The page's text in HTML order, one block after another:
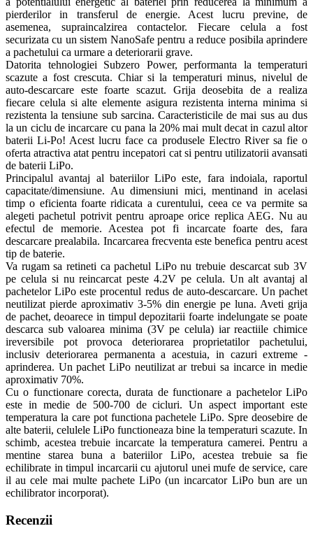
pierderilor in transferul de energie. Acest lucru previne, de
asemenea, supraincalzirea contactelor. Fiecare celula a fost
securizata cu un sistem NanoSafe pentru a reduce posibila aprindere
a pachetului ca urmare a deteriorarii grave.
Datorita tehnologiei Subzero Power, performanta la temperaturi
scazute a fost crescuta. Chiar si la temperaturi minus, nivelul de
auto-descarcare este foarte scazut. Grija deosebita de a realiza
fiecare celula si alte elemente asigura rezistenta interna minima si
rezistenta la tensiune sub sarcina. Caracteristicile de mai sus au dus
la un ciclu de incarcare cu pana la 20% mai mult decat in ​​cazul altor
baterii Li-Po! Acest lucru face ca produsele Electro River sa fie o
oferta atractiva atat pentru incepatori cat si pentru utilizatorii avansati
de baterii LiPo.
Principalul avantaj al bateriilor LiPo este, fara indoiala, raportul
capacitate/dimensiune. Au dimensiuni mici, mentinand in acelasi
timp o eficienta foarte ridicata a curentului, ceea ce va permite sa
alegeti pachetul potrivit pentru aproape orice replica AEG. Nu au
efectul de memorie. Acestea pot fi incarcate foarte des, fara
descarcare prealabila. Incarcarea frecventa este benefica pentru acest
tip de baterie.
Va rugam sa retineti ca pachetul LiPo nu trebuie descarcat sub 3V
pe celula si nu reincarcat peste 4.2V pe celula. Un alt avantaj al
pachetelor LiPo este procentul redus de auto-descarcare. Un pachet
neutilizat pierde aproximativ 3-5% din energie pe luna. Aveti grija
de pachet, deoarece in timpul depozitarii foarte indelungate se poate
descarca sub valoarea minima (3V pe celula) iar reactiile chimice
ireversibile pot provoca deteriorarea proprietatilor pachetului,
inclusiv deteriorarea permanenta a acestuia, in cazuri extreme -
aprinderea. Un pachet LiPo neutilizat ar trebui sa incarce in medie
aproximativ 70%.
Cu o functionare corecta, durata de functionare a pachetelor LiPo
este in medie de 500-700 de cicluri. Un aspect important este
temperatura la care pot functiona pachetele LiPo. Spre deosebire de
alte baterii, celulele LiPo functioneaza bine la temperaturi scazute. In
schimb, acestea trebuie incarcate la temperatura camerei. Pentru a
mentine starea buna a bateriilor LiPo, acestea trebuie sa fie
echilibrate in timpul incarcarii cu ajutorul unei mufe de service, care
il au cele mai multe pachete LiPo (un incarcator LiPo bun are un
echilibrator incorporat).
Recenzii